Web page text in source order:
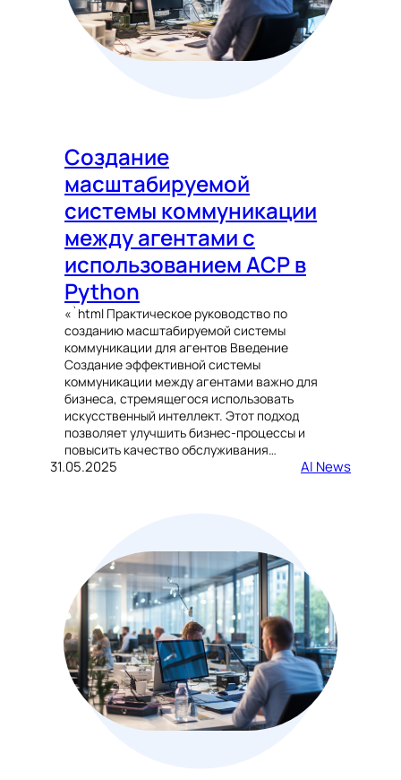
Создание
масштабируемой
системы коммуникации
между агентами с
использованием ACP в
Python
«`html Практическое руководство по
созданию масштабируемой системы
коммуникации для агентов Введение
Создание эффективной системы
коммуникации между агентами важно для
бизнеса, стремящегося использовать
искусственный интеллект. Этот подход
позволяет улучшить бизнес-процессы и
повысить качество обслуживания…
31.05.2025 AI News